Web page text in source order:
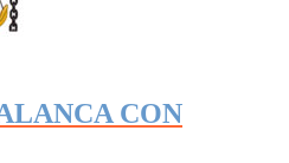
CON